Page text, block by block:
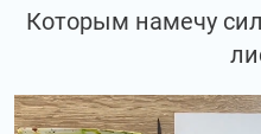
Которым намечу